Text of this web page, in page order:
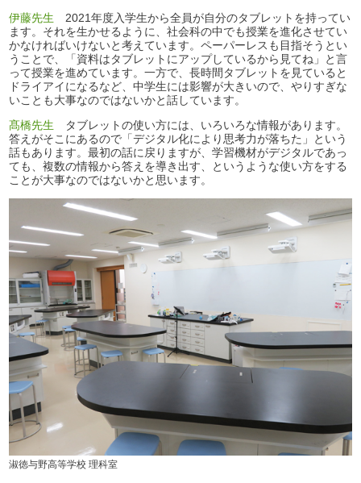
伊藤先生 2021年度入学生から全員が自分のタブレットを持ってい
ます。それを生かせるように、社会科の中でも授業を進化させてい
かなければいけないと考えています。ペーパーレスも目指そうとい
うことで、「資料はタブレットにアップしているから見てね」と言
って授業を進めています。一方で、長時間タブレットを見ていると
ドライアイになるなど、中学生には影響が大きいので、やりすぎな
いことも大事なのではないかと話しています。
髙橋先生 タブレットの使い方には、いろいろな情報があります。
答えがそこにあるので「デジタル化により思考力が落ちた」という
話もあります。最初の話に戻りますが、学習機材がデジタルであっ
ても、複数の情報から答えを導き出す、というような使い方をする
ことが大事なのではないかと思います。
淑徳与野高等学校 理科室